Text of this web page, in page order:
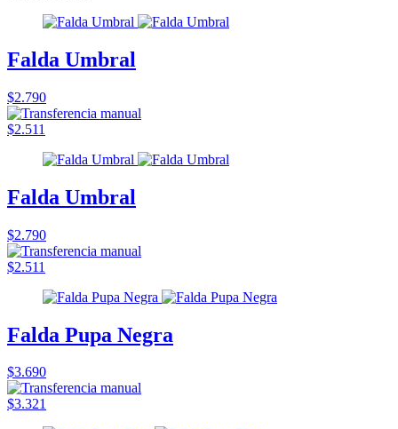
Falda Umbral
$2.790
$2.511
Falda Umbral
$2.790
$2.511
Falda Pupa Negra
$3.690
$3.321